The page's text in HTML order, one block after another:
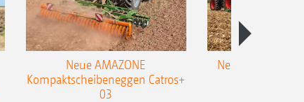
Neue AMAZONE
Kompaktscheibeneggen Catros+
03
Neuer